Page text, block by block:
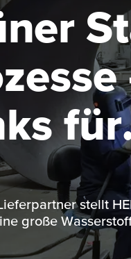
für
stellt
große